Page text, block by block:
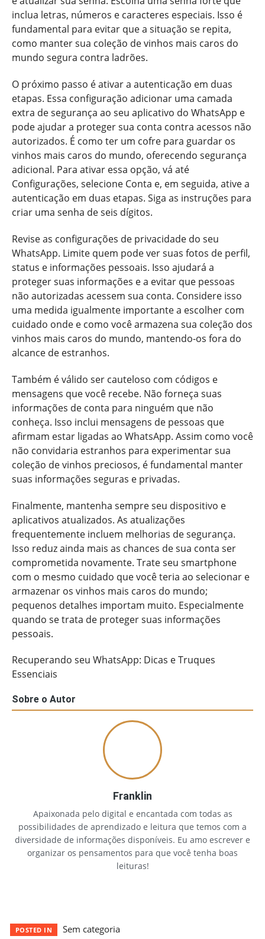
inclua letras, números e caracteres especiais. Isso é
fundamental para evitar que a situação se repita,
como manter sua coleção de vinhos mais caros do
mundo segura contra ladrões.
O próximo passo é ativar a autenticação em duas
etapas. Essa configuração adicionar uma camada
extra de segurança ao seu aplicativo do WhatsApp e
pode ajudar a proteger sua conta contra acessos não
autorizados. É como ter um cofre para guardar os
vinhos mais caros do mundo, oferecendo segurança
adicional. Para ativar essa opção, vá até
Configurações, selecione Conta e, em seguida, ative a
autenticação em duas etapas. Siga as instruções para
criar uma senha de seis dígitos.
Revise as configurações de privacidade do seu
WhatsApp. Limite quem pode ver suas fotos de perfil,
status e informações pessoais. Isso ajudará a
proteger suas informações e a evitar que pessoas
não autorizadas acessem sua conta. Considere isso
uma medida igualmente importante a escolher com
cuidado onde e como você armazena sua coleção dos
vinhos mais caros do mundo, mantendo-os fora do
alcance de estranhos.
Também é válido ser cauteloso com códigos e
mensagens que você recebe. Não forneça suas
informações de conta para ninguém que não
conheça. Isso inclui mensagens de pessoas que
afirmam estar ligadas ao WhatsApp. Assim como você
não convidaria estranhos para experimentar sua
coleção de vinhos preciosos, é fundamental manter
suas informações seguras e privadas.
Finalmente, mantenha sempre seu dispositivo e
aplicativos atualizados. As atualizações
frequentemente incluem melhorias de segurança.
Isso reduz ainda mais as chances de sua conta ser
comprometida novamente. Trate seu smartphone
com o mesmo cuidado que você teria ao selecionar e
armazenar os vinhos mais caros do mundo;
pequenos detalhes importam muito. Especialmente
quando se trata de proteger suas informações
pessoais.
Recuperando seu WhatsApp: Dicas e Truques
Essenciais
Sobre o Autor
Franklin
Apaixonada pelo digital e encantada com todas as
possibilidades de aprendizado e leitura que temos com a
diversidade de informações disponíveis. Eu amo escrever e
organizar os pensamentos para que você tenha boas
leituras!
POSTED IN Sem categoria